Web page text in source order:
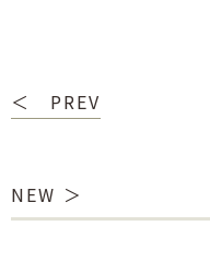
＜ PREV
NEW